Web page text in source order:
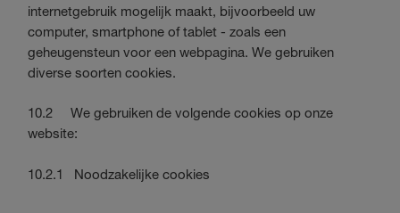
internetgebruik mogelijk maakt, bijvoorbeeld uw
computer, smartphone of tablet - zoals een
geheugensteun voor een webpagina. We gebruiken
diverse soorten cookies.
10.2 We gebruiken de volgende cookies op onze
website:
10.2.1 Noodzakelijke cookies